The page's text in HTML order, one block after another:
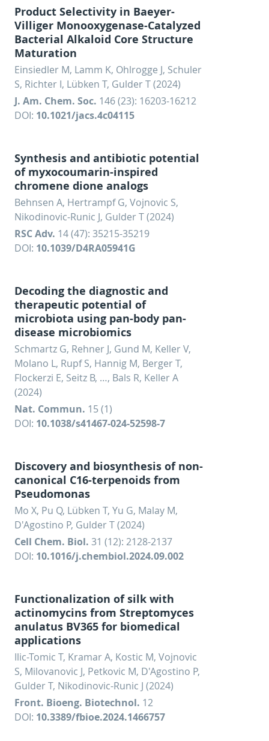
Product Selectivity in Baeyer-
Villiger Monooxygenase-Catalyzed
Bacterial Alkaloid Core Structure
Maturation
Einsiedler M, Lamm K, Ohlrogge J, Schuler
S, Richter I, Lübken T, Gulder T (2024)
J. Am. Chem. Soc. 146 (23): 16203-16212
DOI: 10.1021/jacs.4c04115
Synthesis and antibiotic potential
of myxocoumarin-inspired
chromene dione analogs
Behnsen A, Hertrampf G, Vojnovic S,
Nikodinovic-Runic J, Gulder T (2024)
RSC Adv. 14 (47): 35215-35219
DOI: 10.1039/D4RA05941G
Decoding the diagnostic and
therapeutic potential of
microbiota using pan-body pan-
disease microbiomics
Schmartz G, Rehner J, Gund M, Keller V,
Molano L, Rupf S, Hannig M, Berger T,
Flockerzi E, Seitz B, …, Bals R, Keller A
(2024)
Nat. Commun. 15 (1)
DOI: 10.1038/s41467-024-52598-7
Discovery and biosynthesis of non-
canonical C16-terpenoids from
Pseudomonas
Mo X, Pu Q, Lübken T, Yu G, Malay M,
D'Agostino P, Gulder T (2024)
Cell Chem. Biol. 31 (12): 2128-2137
DOI: 10.1016/j.chembiol.2024.09.002
Functionalization of silk with
actinomycins from Streptomyces
anulatus BV365 for biomedical
applications
Ilic-Tomic T, Kramar A, Kostic M, Vojnovic
S, Milovanovic J, Petkovic M, D'Agostino P,
Gulder T, Nikodinovic-Runic J (2024)
Front. Bioeng. Biotechnol. 12
DOI: 10.3389/fbioe.2024.1466757